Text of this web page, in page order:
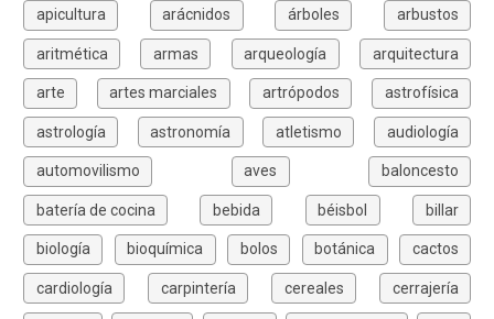
apicultura arácnidos árboles arbustos
aritmética armas arqueología arquitectura
arte artes marciales artrópodos astrofísica
astrología astronomía atletismo audiología
automovilismo aves baloncesto
batería de cocina bebida béisbol billar
biología bioquímica bolos botánica cactos
cardiología carpintería cereales cerrajería